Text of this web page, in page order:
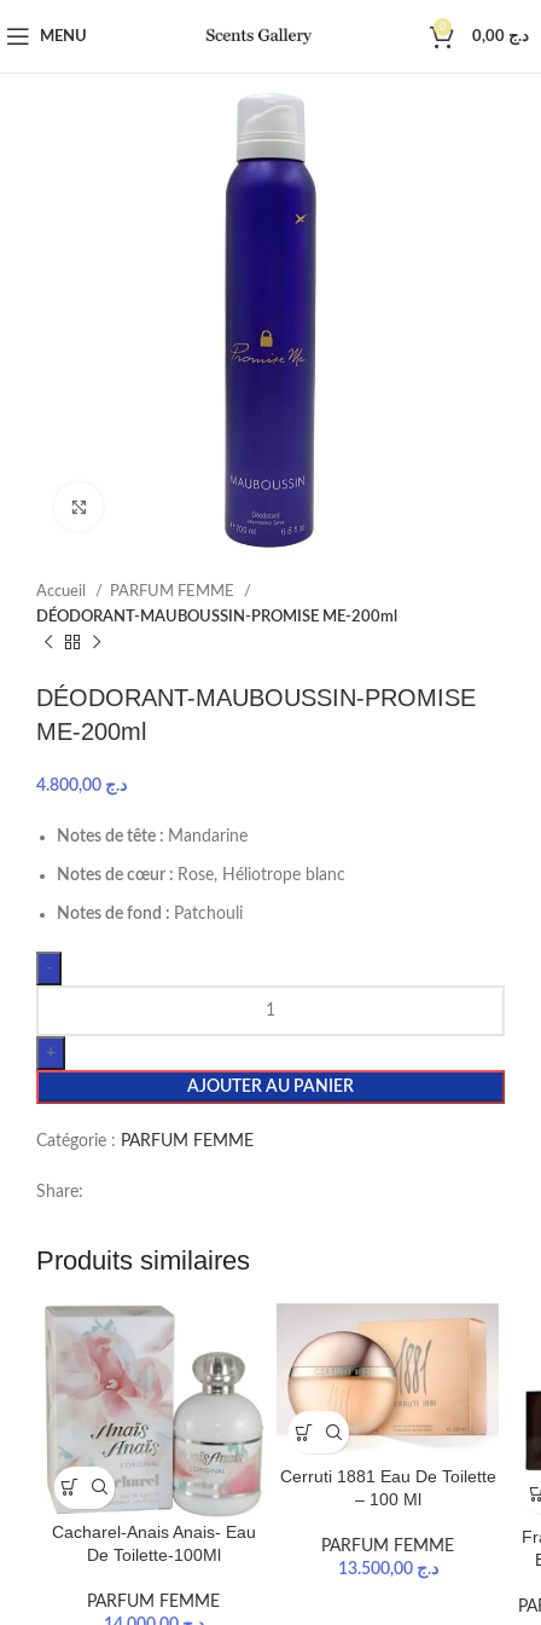
MENU
0
د.ج
Accueil
PARFUM FEMME
DÉODORANT-MAUBOUSSIN-PROMISE ME-200ml
DÉODORANT-MAUBOUSSIN-PROMISE
ME-200ml
د.ج
Notes de tête : Mandarine
Notes de cœur : Rose, Héliotrope blanc
Notes de fond : Patchouli
AJOUTER AU PANIER
Catégorie : PARFUM FEMME
Share:
Produits similaires
Cacharel-Anais Anais- Eau
De Toilette-100Ml
PARFUM FEMME
Cerruti 1881 Eau De Toilette
– 100 Ml
PARFUM FEMME
د.ج 13.500,00